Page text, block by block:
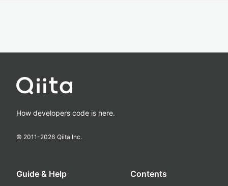
How developers code is here.
© 2011-2026 Qiita Inc.
Guide & Help Contents